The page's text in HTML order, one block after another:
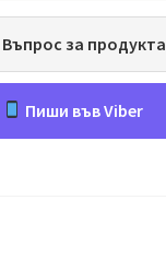
Въпрос за продукта
Пиши във Viber